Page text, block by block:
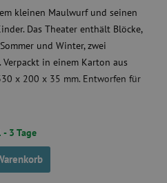
kleinen Maulwurf und seinen
Das Theater enthält Blöcke,
und Winter, zwei
in einem Karton aus
x 200 x 35 mm. Entworfen für
3 Tage